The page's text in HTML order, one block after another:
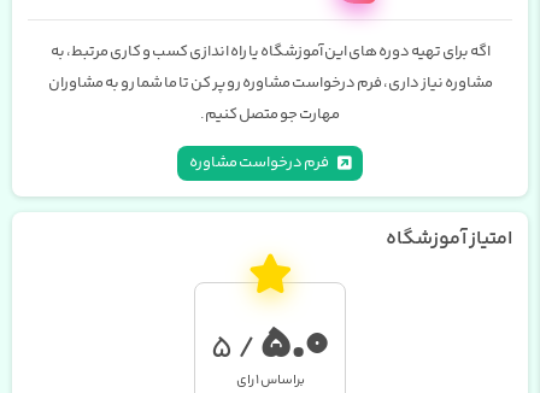
اگه برای تهیه دوره های این آموزشگاه یا راه اندازی کسب و کاری مرتبط، به
مشاوره نیاز داری،فرم درخواست مشاوره رو پر کن تا ما شما رو به مشاوران
مهارت جو متصل کنیم.
فرم درخواست مشاوره
امتیاز آموزشگاه
5.0
/ 5
براساس1رای